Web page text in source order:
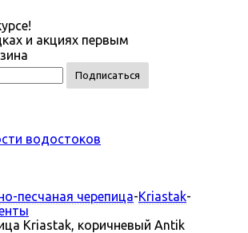
и акциях первым
водостоков
песчаная черепица-Kriastak-
Kriastak, коричневый Antik